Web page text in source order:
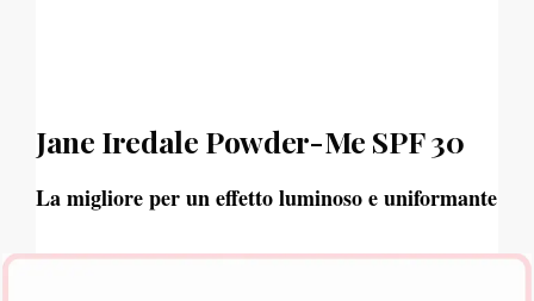
Jane Iredale Powder-Me SPF 30
La migliore per un effetto luminoso e uniformante